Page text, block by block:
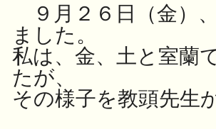
９月２６日（金）
ました。
私は、金、土と室蘭
たが、
その様子を教頭先生